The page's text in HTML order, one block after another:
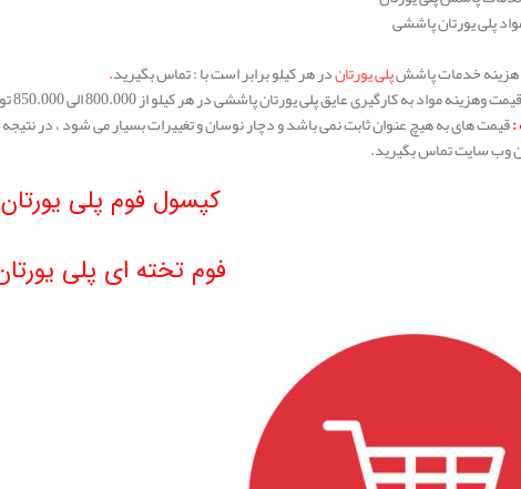
هزینه خدمات پاششپلی یورتاندر هر کیلو برابر است با : تماس بگیرید.
وهزینه مواد به کارگیری عایق پلی یورتان پاششی در هر کیلو از 800.000 الی 850.000
:قیمت های به هیچ عنوان ثابت نمی باشد و دچار نوسان و تغییرات بسیار می شود ، در
وب سایت تماس بگیرید.
کپسول فوم پلی یورتان
فوم تخته ای پلی